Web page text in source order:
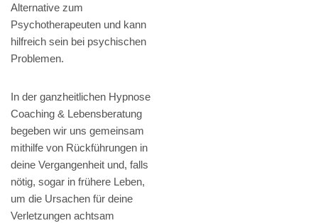
Alternative zum
Psychotherapeuten und kann
hilfreich sein bei psychischen
Problemen.
In der ganzheitlichen Hypnose
Coaching & Lebensberatung
begeben wir uns gemeinsam
mithilfe von Rückführungen in
deine Vergangenheit und, falls
nötig, sogar in frühere Leben,
um die Ursachen für deine
Verletzungen achtsam